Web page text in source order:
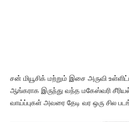
சன் மியூசிக் மற்றும் இசை அருவி
ஆங்கராக இருந்து வந்த மகேஸ்வரி
வாய்ப்புகள் அவரை தேடி வர ஒரு சில